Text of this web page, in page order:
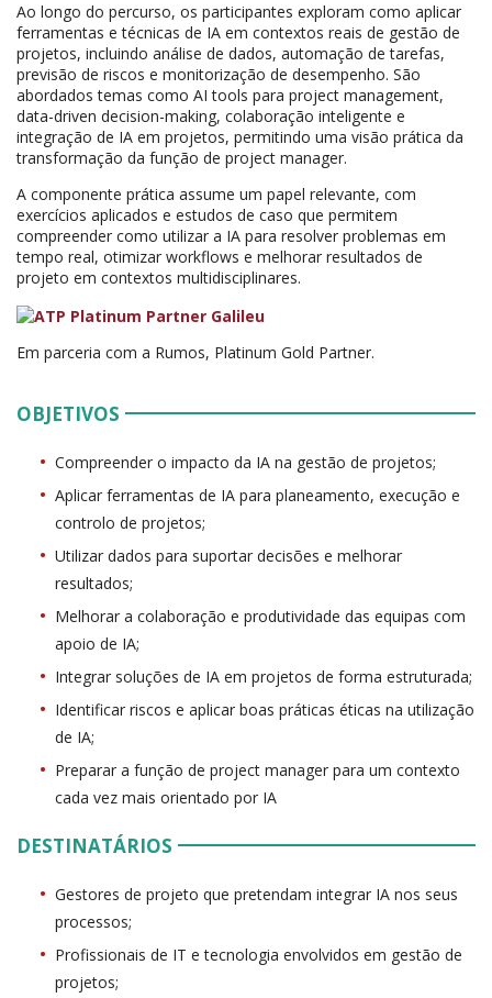
Ao longo do percurso, os participantes exploram como aplicar
ferramentas e técnicas de IA em contextos reais de gestão de
projetos, incluindo análise de dados, automação de tarefas,
previsão de riscos e monitorização de desempenho. São
abordados temas como AI tools para project management,
data-driven decision-making, colaboração inteligente e
integração de IA em projetos, permitindo uma visão prática da
transformação da função de project manager.
A componente prática assume um papel relevante, com
exercícios aplicados e estudos de caso que permitem
compreender como utilizar a IA para resolver problemas em
tempo real, otimizar workflows e melhorar resultados de
projeto em contextos multidisciplinares.
Em parceria com a Rumos, Platinum Gold Partner.
OBJETIVOS
Compreender o impacto da IA na gestão de projetos;
Aplicar ferramentas de IA para planeamento, execução e
controlo de projetos;
Utilizar dados para suportar decisões e melhorar
resultados;
Melhorar a colaboração e produtividade das equipas com
apoio de IA;
Integrar soluções de IA em projetos de forma estruturada;
Identificar riscos e aplicar boas práticas éticas na utilização
de IA;
Preparar a função de project manager para um contexto
cada vez mais orientado por IA
DESTINATÁRIOS
Gestores de projeto que pretendam integrar IA nos seus
processos;
Profissionais de IT e tecnologia envolvidos em gestão de
projetos;